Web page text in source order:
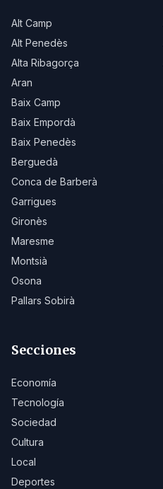
Alt Camp
Alt Penedès
Alta Ribagorça
Aran
Baix Camp
Baix Empordà
Baix Penedès
Berguedà
Conca de Barberà
Garrigues
Gironès
Maresme
Montsià
Osona
Pallars Sobirà
Secciones
Economía
Tecnología
Sociedad
Cultura
Local
Deportes